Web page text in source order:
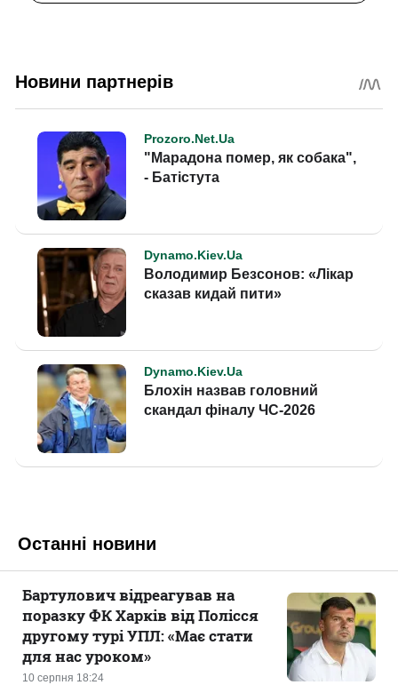
Останні новини
10 серпня 18:24
Бартулович відреагував на
поразку ФК Харків від Полісся
другому турі УПЛ: «Має стати
для нас уроком»